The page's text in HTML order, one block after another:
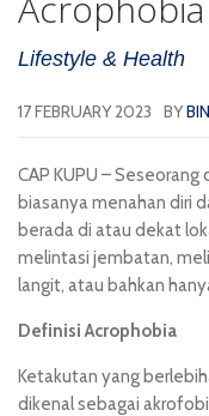
Lifestyle & Health
17 FEBRUARY 2023 BY
CAP KUPU – Seseorang
biasanya menahan diri
berada di atau dekat
melintasi jembatan,
langit, atau bahkan
Definisi Acrophobia
Ketakutan yang
dikenal sebagai